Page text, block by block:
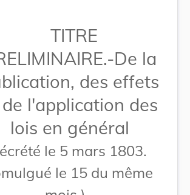
TITRE
De la
des effets
l'application des
lois en général
le 5 mars 1803.
le 15 du même